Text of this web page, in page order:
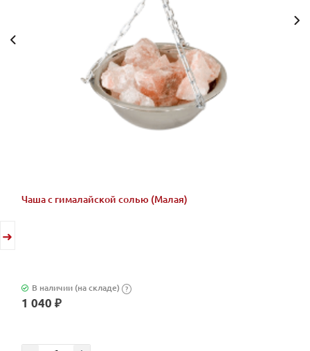
Чаша с гималайской солью (Малая)
В наличии (на складе) ?
1 040 ₽